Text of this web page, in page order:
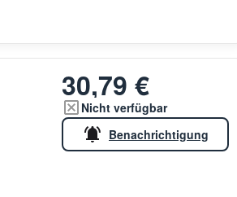
30,79 €
Nicht verfügbar
Benachrichtigung